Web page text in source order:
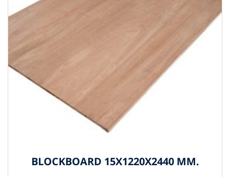
BLOCKBOARD 15X1220X2440 MM.